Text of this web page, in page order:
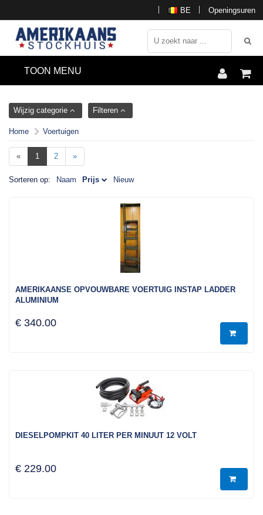
Openingsuren
BE
TOON MENU
Wijzig categorie Filteren
Home Voertuigen
« 1 2 »
Sorteren op: Naam Prijs Nieuw
AMERIKAANSE OPVOUWBARE VOERTUIG INSTAP LADDER
ALUMINIUM
€ 340.00
DIESELPOMPKIT 40 LITER PER MINUUT 12 VOLT
€ 229.00